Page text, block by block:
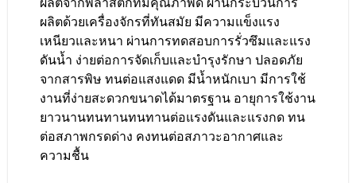
ผลิตด้วยเครื่องจักรที่ทันสมัย มีความแข็งแรง
เหนียวและหนา ผ่านการทดสอบการรั่วซึมและแรง
ดันน้ำ ง่ายต่อการจัดเก็บและบำรุงรักษา ปลอดภัย
จากสารพิษ ทนต่อแสงแดด มีน้ำหนักเบา มีการใช้
งานที่ง่ายสะดวกขนาดได้มาตรฐาน อายุการใช้งาน
ยาวนานทนทานทนทานต่อแรงดันและแรงกด ทน
ต่อสภาพกรดด่าง คงทนต่อสภาวะอากาศและ
ความชื้น